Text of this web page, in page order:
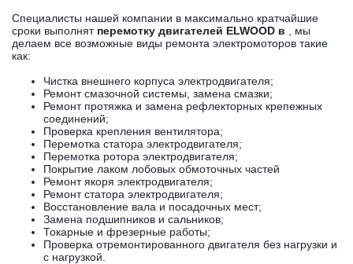
Специалисты нашей компании в максимально кратчайшие
сроки выполнят перемотку двигателей ELWOOD в
, мы
делаем все возможные виды ремонта электромоторов такие
как:
Чистка внешнего корпуса электродвигателя;
Ремонт смазочной системы, замена смазки;
Ремонт протяжка и замена рефлекторных крепежных
соединений;
Проверка крепления вентилятора;
Перемотка статора электродвигателя;
Перемотка ротора электродвигателя;
Покрытие лаком лобовых обмоточных частей
Ремонт якоря электродвигателя;
Ремонт статора электродвигателя;
Восстановление вала и посадочных мест;
Замена подшипников и сальников;
Токарные и фрезерные работы;
Проверка отремонтированного двигателя без нагрузки и
с нагрузкой.